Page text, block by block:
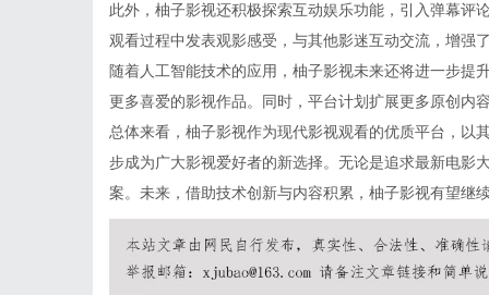
此外，柚子影视还积极探索互动娱乐功能，引入弹幕评
观看过程中发表观影感受，与其他影迷互动交流，增强
随着人工智能技术的应用，柚子影视未来还将进一步提
更多喜爱的影视作品。同时，平台计划扩展更多原创内
总体来看，柚子影视作为现代影视观看的优质平台，以
步成为广大影视爱好者的新选择。无论是追求最新电影
案。未来，借助技术创新与内容积累，柚子影视有望继